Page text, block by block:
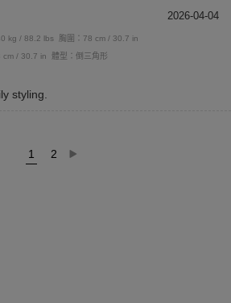
2026-04-04
kg / 88.2 lbs
胸圍：78 cm / 30.7 in
cm / 30.7 in
體型：倒三角形
styling.
1 2